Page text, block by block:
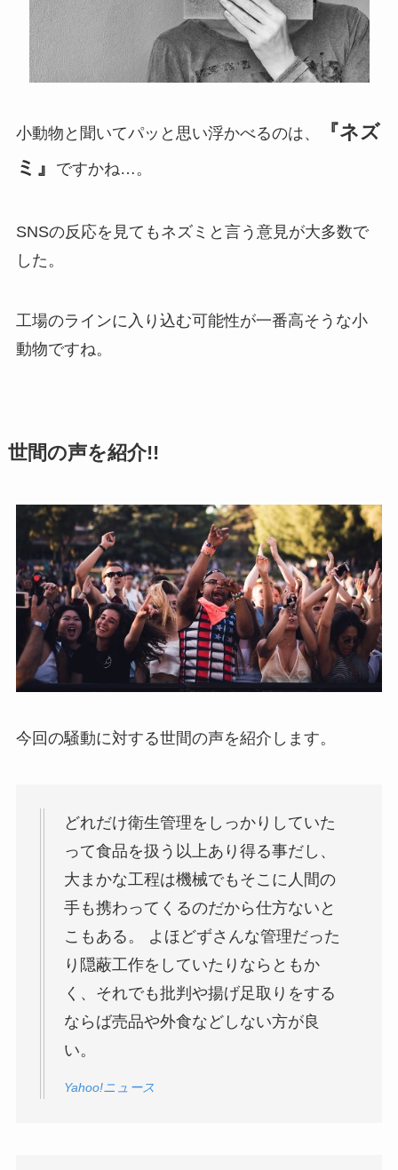
小動物と聞いてパッと思い浮かべるのは、
『ネズ
ミ』
ですかね…。
SNSの反応を見てもネズミと言う意見が大多数で
した。
工場のラインに入り込む可能性が一番高そうな小
動物ですね。
世間の声を紹介!!
今回の騒動に対する世間の声を紹介します。
どれだけ衛生管理をしっかりしていた
って食品を扱う以上あり得る事だし、
大まかな工程は機械でもそこに人間の
手も携わってくるのだから仕方ないと
こもある。 よほどずさんな管理だった
り隠蔽工作をしていたりならともか
く、それでも批判や揚げ足取りをする
ならば売品や外食などしない方が良
い。
Yahoo!ニュース